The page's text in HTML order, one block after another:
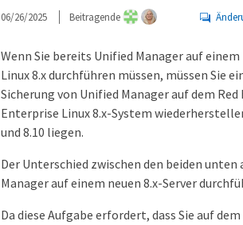
06/26/2025 Beitragende
Wenn Sie bereits Unified Manager auf
Linux 8.x durchführen müssen, müssen Sie
Sicherung von Unified Manager auf dem
Enterprise Linux 8.x-System
und 8.10 liegen.
Der Unterschied zwischen den beiden
Manager auf einem neuen 8.x-Server
Da diese Aufgabe erfordert, dass Sie auf